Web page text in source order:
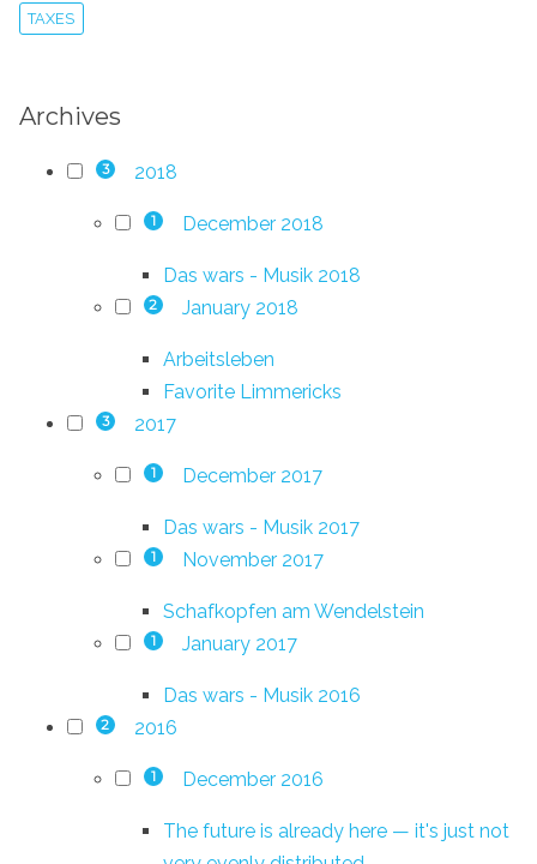
TAXES
Archives
3 2018
1 December 2018
Das wars - Musik 2018
2 January 2018
Arbeitsleben
Favorite Limmericks
3 2017
1 December 2017
Das wars - Musik 2017
1 November 2017
Schafkopfen am Wendelstein
1 January 2017
Das wars - Musik 2016
2 2016
1 December 2016
The future is already here — it's just not